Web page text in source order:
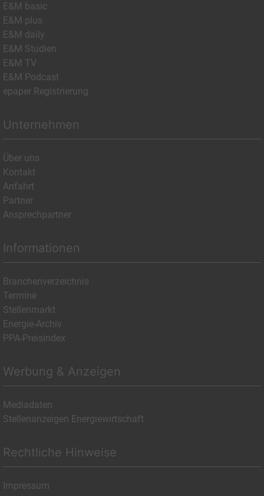
E&M basic
E&M plus
E&M daily
E&M Studien
E&M TV
E&M Podcast
epaper Registrierung
Unternehmen
Über uns
Kontakt
Anfahrt
Partner
Ansprechpartner
Informationen
Branchenverzeichnis
Termine
Stellenmarkt
Energie-Archiv
PPA-Preisindex
Werbung & Anzeigen
Mediadaten
Stellenanzeigen Energiewirtschaft
Rechtliche Hinweise
Impressum